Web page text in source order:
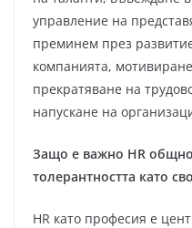
управление на
преминем през
компанията,
прекратяване на
напускане на
Защо е важно HR
толерантността като
HR като професия е